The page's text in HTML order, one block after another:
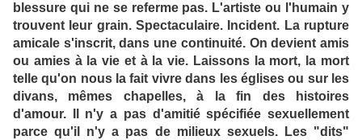
blessure qui ne se referme pas. L'artiste ou l'humain y
trouvent leur grain. Spectaculaire. Incident. La rupture
amicale s'inscrit, dans une continuité. On devient amis
ou amies à la vie et à la vie. Laissons la mort, la mort
telle qu'on nous la fait vivre dans les églises ou sur les
divans, mêmes chapelles, à la fin des histoires
d'amour. Il n'y a pas d'amitié spécifiée sexuellement
parce qu'il n'y a pas de milieux sexuels. Les "dits"